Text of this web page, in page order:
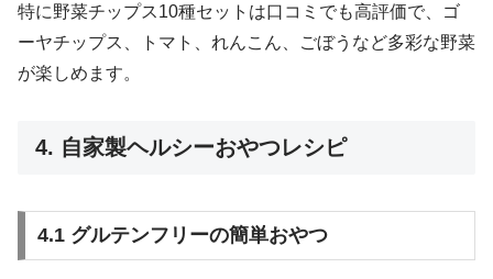
特に野菜チップス10種セットは口コミでも高評価で、ゴ
ーヤチップス、トマト、れんこん、ごぼうなど多彩な野菜
が楽しめます。
4. 自家製ヘルシーおやつレシピ
4.1 グルテンフリーの簡単おやつ